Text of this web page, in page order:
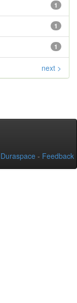
1
1
1
next >
Duraspace - Feedback